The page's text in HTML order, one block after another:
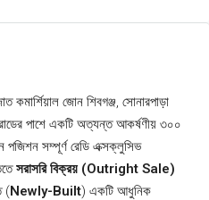
জোন শিবগঞ্জ, সোনারপাড়া
পাশে একটি অত্যন্ত আকর্ষণীয় ৩০০
পজিশন সম্পূর্ণ রেডি এক্সক্লুসিভ
সরাসরি বিক্রয় (Outright Sale)
(Newly-Built) একটি আধুনিক